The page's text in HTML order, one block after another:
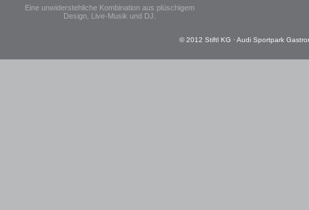
Eine unwiderstehliche Kombination aus plüschigem
Design, Live-Musik und DJ.
© 2012 Stiftl KG · Audi Sportpark